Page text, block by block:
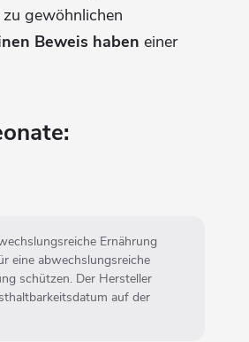
gewöhnlichen
Beweis haben einer
Ernährung
eine abwechslungsreiche
schützen. Der Hersteller
auf der